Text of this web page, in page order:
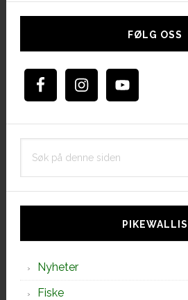
Hoved
FØLG OSS
PIKEWALLIS
Nyheter
Fiske